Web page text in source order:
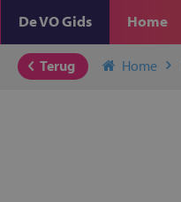
De VO Gids Home
Terug Home